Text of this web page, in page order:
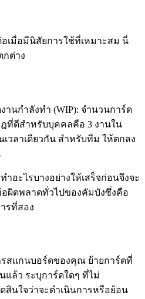
เมื่อมีนิสัยการใช้ที่เหมาะสม นี่
ต่าง
านกำลังทำ (WIP): จำนวนการ์ด
ที่ดีสำหรับบุคคลคือ 3 งานใน
เวลาเดียวกัน สำหรับทีม ให้ตกลง
อะไรบางอย่างให้เสร็จก่อนจึงจะ
ผิดพลาดทั่วไปของคัมบังซึ่งคือ
รที่สอง
รสแกนบอร์ดของคุณ ย้ายการ์ดที่
แล้ว ระบุการ์ดใดๆ ที่ไม่
สินใจว่าจะดำเนินการหรือย้อน